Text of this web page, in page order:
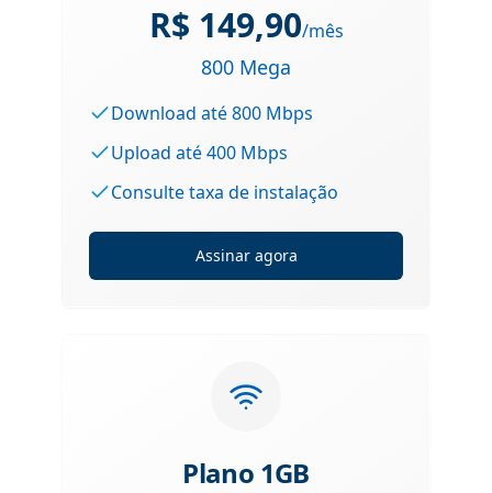
R$ 149,90/mês
800 Mega
Download até 800 Mbps
Upload até 400 Mbps
Consulte taxa de instalação
Assinar agora
Plano 1GB